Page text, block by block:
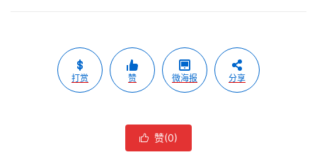
打赏 赞 微海报 分享
 赞(0)